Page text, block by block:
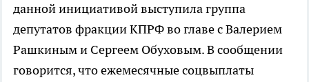
данной инициативой выступила группа
депутатов фракции КПРФ во главе с Валерием
Рашкиным и Сергеем Обуховым. В сообщении
говорится, что ежемесячные соцвыплаты